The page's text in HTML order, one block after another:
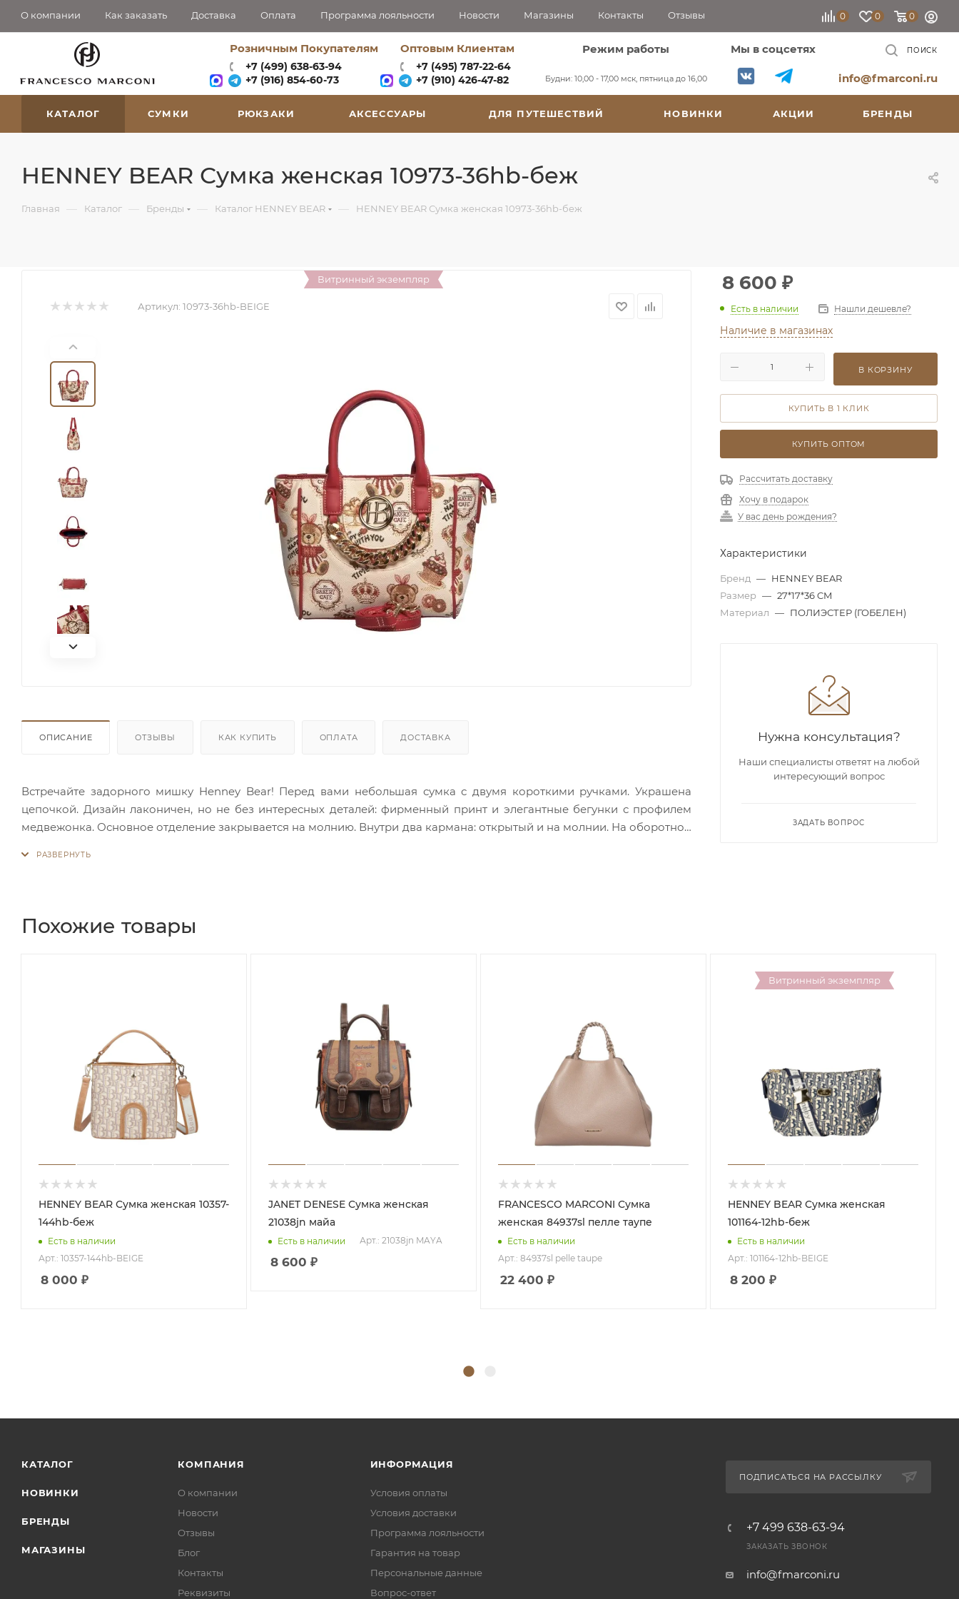
О компании Как заказать Доставка Оплата Программа лояльности Новости Магазины Контакты Отзывы 0 0 0
Розничным Покупателям
+7 (499) 638-63-94
+7 (916) 854-60-73‬
Оптовым Клиентам
+7 (495) 787-22-64
+7 (910) 426-47-82
Режим работы
Будни: 10,00 - 17,00 мск, пятница до 16,00
Мы в соцсетях ПОИСК
info@fmarconi.ru
КАТАЛОГ СУМКИ РЮКЗАКИ АКСЕССУАРЫ ДЛЯ ПУТЕШЕСТВИЙ НОВИНКИ АКЦИИ БРЕНДЫ
HENNEY BEAR Сумка женская 10973-36hb-беж
Главная — Каталог — Бренды — Каталог HENNEY BEAR — HENNEY BEAR Сумка женская 10973-36hb-беж
Витринный экземпляр
Артикул: 10973-36hb-BEIGE
ОПИСАНИЕ ОТЗЫВЫ КАК КУПИТЬ ОПЛАТА ДОСТАВКА
Встречайте задорного мишку Henney Bear! Перед вами небольшая сумка с двумя короткими ручками. Украшена
цепочкой. Дизайн лаконичен, но не без интересных деталей: фирменный принт и элегантные бегунки с профилем
медвежонка. Основное отделение закрывается на молнию. Внутри два кармана: открытый и на молнии. На оборотной
8 600 ₽
Есть в наличии Нашли дешевле?
Наличие в магазинах
В КОРЗИНУ
КУПИТЬ В 1 КЛИК
КУПИТЬ ОПТОМ
Рассчитать доставку
Хочу в подарок
У вас день рождения?
Характеристики
Бренд — HENNEY BEAR
Размер — 27*17*36 CM
Материал — ПОЛИЭСТЕР (ГОБЕЛЕН)
Нужна консультация?
Наши специалисты ответят на любой
интересующий вопрос
ЗАДАТЬ ВОПРОС
Похожие товары
HENNEY BEAR Сумка женская 10357-
144hb-беж
Есть в наличии
Арт.: 10357-144hb-BEIGE
8 000 ₽
JANET DENESE Сумка женская
21038jn майа
Есть в наличии Арт.: 21038jn MAYA
8 600 ₽
FRANCESCO MARCONI Сумка
женская 84937sl пелле таупе
Есть в наличии
Арт.: 84937sl pelle taupe
22 400 ₽
Витринный экземпляр
HENNEY BEAR Сумка женская
101164-12hb-беж
Есть в наличии
Арт.: 101164-12hb-BEIGE
8 200 ₽
КАТАЛОГ
НОВИНКИ
БРЕНДЫ
МАГАЗИНЫ
КОМПАНИЯ
О компании
Новости
Отзывы
Блог
Контакты
Реквизиты
ИНФОРМАЦИЯ
Условия оплаты
Условия доставки
Программа лояльности
Гарантия на товар
Персональные данные
Вопрос-ответ
ПОДПИСАТЬСЯ НА РАССЫЛКУ
+7 499 638-63-94
ЗАКАЗАТЬ ЗВОНОК
info@fmarconi.ru